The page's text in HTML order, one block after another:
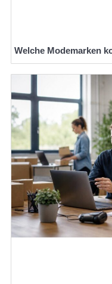
Welche Modemarken